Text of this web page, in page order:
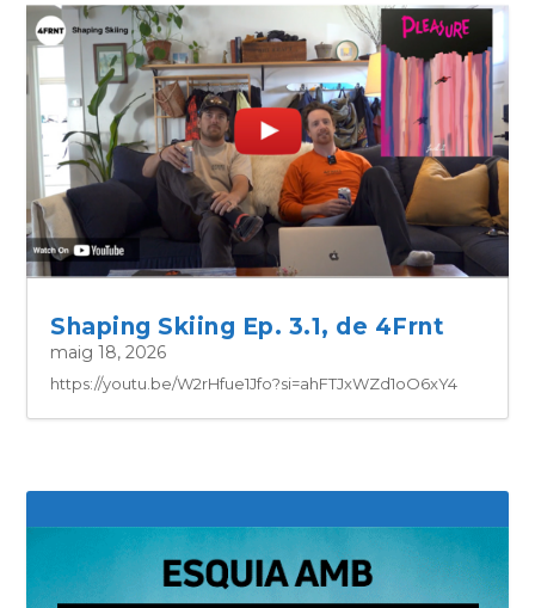
Shaping Skiing Ep. 3.1, de 4Frnt
maig 18, 2026
https://youtu.be/W2rHfue1Jfo?si=ahFTJxWZd1oO6xY4